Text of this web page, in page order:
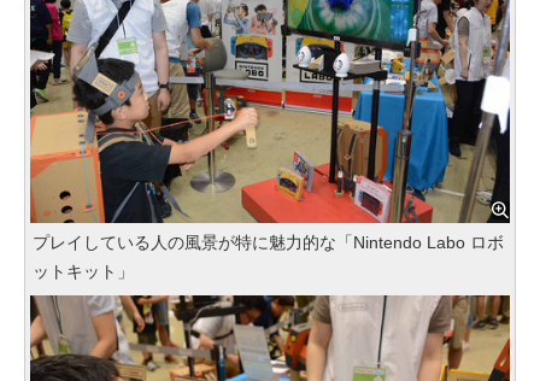
プレイしている人の風景が特に魅力的な「Nintendo Labo ロボ
ットキット」